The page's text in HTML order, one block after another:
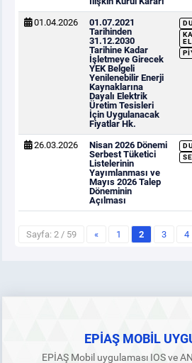
01.04.2026
01.07.2021
Tarihinden
31.12.2030
Tarihine Kadar
İşletmeye Girecek
YEK Belgeli
Yenilenebilir Enerji
Kaynaklarına
Dayalı Elektrik
Üretim Tesisleri
İçin Uygulanacak
Fiyatlar Hk.
26.03.2026
Nisan 2026 Dönemi
Serbest Tüketici
Listelerinin
Yayımlanması ve
Mayıs 2026 Talep
Döneminin
Açılması
Sayfa: 2 / 59 « 1 2 3 4
EPİAŞ MOBİL
EPİAŞ Mobil uygulaması IOS ve